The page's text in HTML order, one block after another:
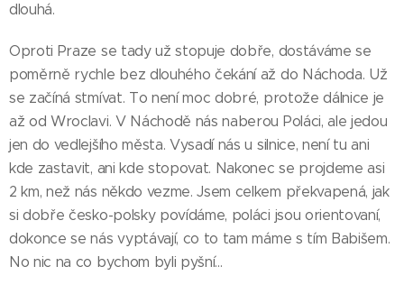
dlouhá.
Oproti Praze se tady už stopuje dobře, dostáváme se
poměrně rychle bez dlouhého čekání až do Náchoda. Už
se začíná stmívat. To není moc dobré, protože dálnice je
až od Wroclavi. V Náchodě nás naberou Poláci, ale jedou
jen do vedlejšího města. Vysadí nás u silnice, není tu ani
kde zastavit, ani kde stopovat. Nakonec se projdeme asi
2 km, než nás někdo vezme. Jsem celkem překvapená, jak
si dobře česko-polsky povídáme, poláci jsou orientovaní,
dokonce se nás vyptávají, co to tam máme s tím Babišem.
No nic na co bychom byli pyšní...